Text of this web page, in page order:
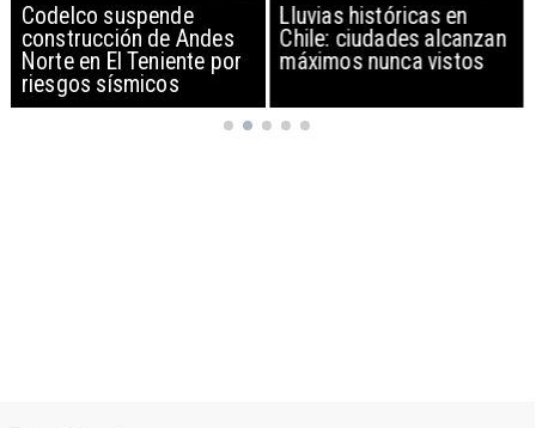
Codelco suspende
construcción de Andes
Norte en El Teniente por
riesgos sísmicos
Lluvias históricas en
Chile: ciudades alcanzan
máximos nunca vistos